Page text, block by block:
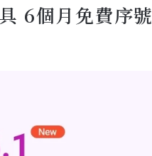
6個月免費序號